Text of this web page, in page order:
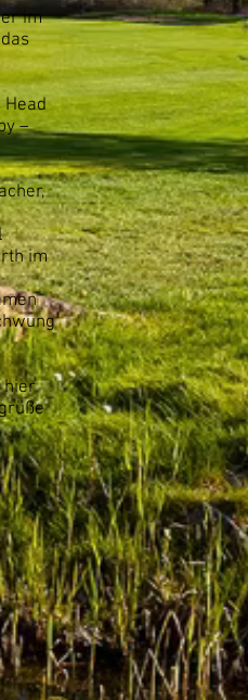
im
Head
–
im
hier